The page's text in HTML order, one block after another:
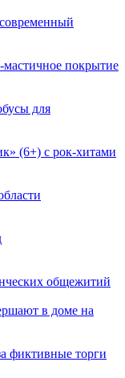
покрытие
для
(6+) с рок-хитами
общежитий
в доме на
фиктивные торги